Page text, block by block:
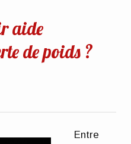
aide
de poids ?
Entre